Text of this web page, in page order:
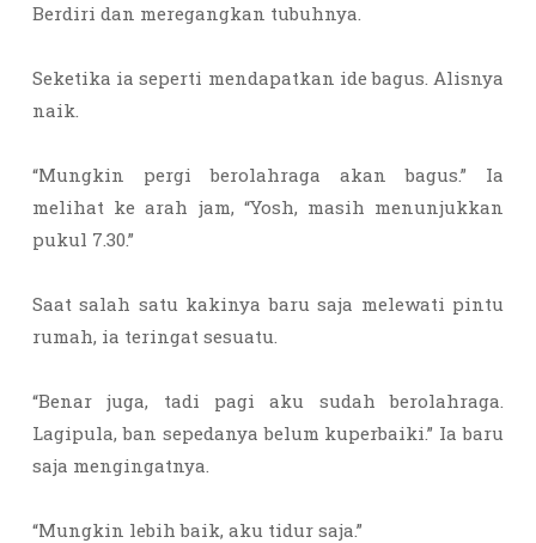
Berdiri dan meregangkan tubuhnya.
Seketika ia seperti mendapatkan ide bagus. Alisnya
naik.
“Mungkin pergi berolahraga akan bagus.” Ia
melihat ke arah jam, “Yosh, masih menunjukkan
pukul 7.30.”
Saat salah satu kakinya baru saja melewati pintu
rumah, ia teringat sesuatu.
“Benar juga, tadi pagi aku sudah berolahraga.
Lagipula, ban sepedanya belum kuperbaiki.” Ia baru
saja mengingatnya.
“Mungkin lebih baik, aku tidur saja.”